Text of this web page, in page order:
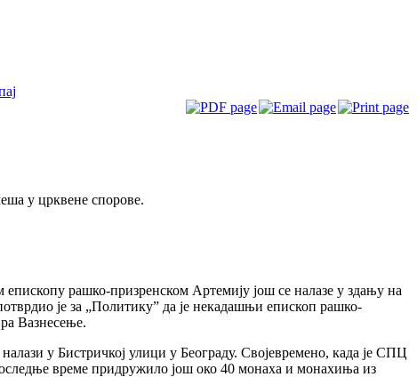
у црквене спорове.
рашко-призренском Артемију још се налазе у здању на
је за „Политику” да је некадашњи епископ рашко-
Вазнесење.
у Бистричкој улици у Београду. Својевремено, када је СПЦ
време придружило још око 40 монаха и монахиња из